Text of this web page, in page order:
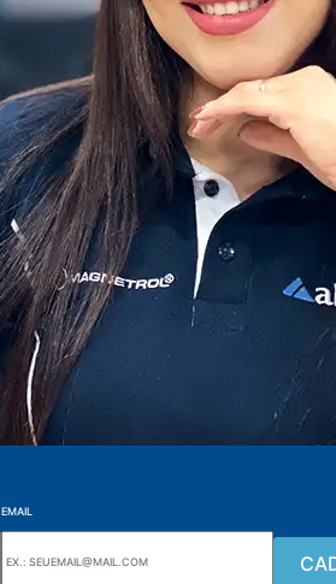
EMAIL
Wiki Alutal